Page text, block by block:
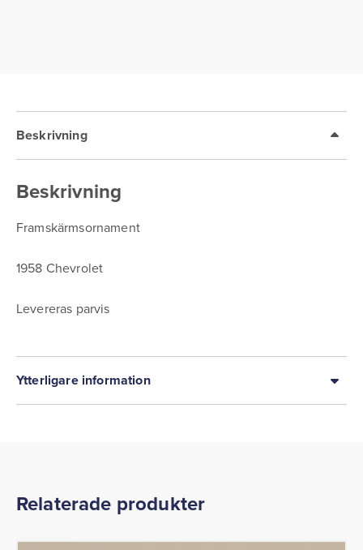
Beskrivning
Beskrivning
Framskärmsornament
1958 Chevrolet
Levereras parvis
Ytterligare information
Relaterade produkter